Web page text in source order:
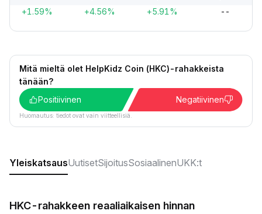
+1.59% +4.56% +5.91% --
Mitä mieltä olet HelpKidz Coin (HKC)-rahakkeista
tänään?
Positiivinen
Negatiivinen
Huomautus: tiedot ovat vain viitteellisiä.
YleiskatsausUutisetSijoitusSosiaalinenUKK:t
HKC-rahakkeen reaaliaikaisen hinnan